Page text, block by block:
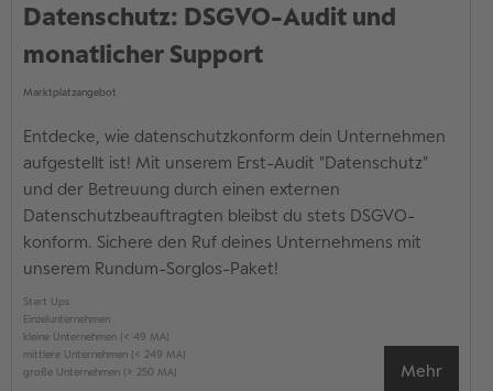
Datenschutz: DSGVO-Audit und
monatlicher Support
Marktplatzangebot
Entdecke, wie datenschutzkonform dein Unternehmen
aufgestellt ist! Mit unserem Erst-Audit "Datenschutz"
und der Betreuung durch einen externen
Datenschutzbeauftragten bleibst du stets DSGVO-
konform. Sichere den Ruf deines Unternehmens mit
unserem Rundum-Sorglos-Paket!
Start Ups
Einzelunternehmen
kleine Unternehmen (< 49 MA)
mittlere Unternehmen (< 249 MA)
große Unternehmen (> 250 MA)
Mehr